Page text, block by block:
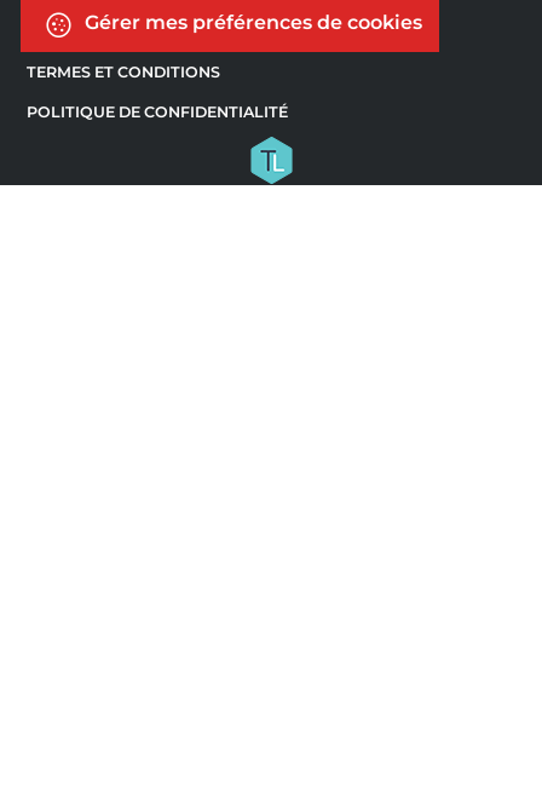
Gérer mes préférences de cookies
TERMES ET CONDITIONS
POLITIQUE DE CONFIDENTIALITÉ